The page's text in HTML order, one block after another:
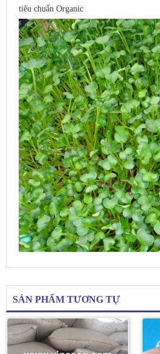
tiêu chuẩn Organic
SẢN PHẨM TƯƠNG TỰ